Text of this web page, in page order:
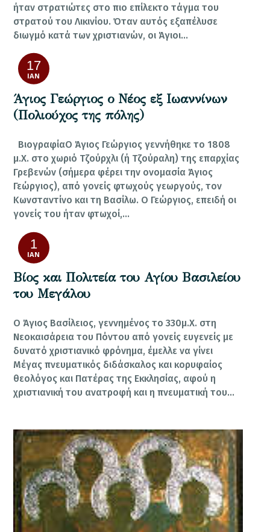
ήταν στρατιώτες στο πιο επίλεκτο τάγμα του
στρατού του Λικινίου. Όταν αυτός εξαπέλυσε
διωγμό κατά των χριστιανών, οι Άγιοι…
17
ΙΑΝ
Άγιος Γεώργιος ο Νέος εξ Ιωαννίνων
(Πολιούχος της πόλης)
ΒιογραφίαΟ Άγιος Γεώργιος γεννήθηκε το 1808
μ.Χ. στο χωριό Τζούρχλι (ή Τζούραλη) της επαρχίας
Γρεβενών (σήμερα φέρει την ονομασία Άγιος
Γεώργιος), από γονείς φτωχούς γεωργούς, τον
Κωνσταντίνο και τη Βασίλω. Ο Γεώργιος, επειδή οι
γονείς του ήταν φτωχοί,…
1
ΙΑΝ
Βίος και Πολιτεία του Αγίου Βασιλείου
του Μεγάλου
Ο Άγιος Βασίλειος, γεννημένος το 330μ.Χ. στη
Νεοκαισάρεια του Πόντου από γονείς ευγενείς με
δυνατό χριστιανικό φρόνημα, έμελλε να γίνει
Μέγας πνευματικός διδάσκαλος και κορυφαίος
θεολόγος και Πατέρας της Εκκλησίας, αφού η
χριστιανική του ανατροφή και η πνευματική του…